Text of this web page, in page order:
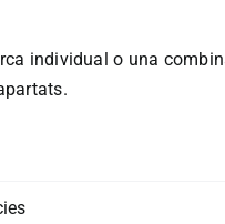
individual o una